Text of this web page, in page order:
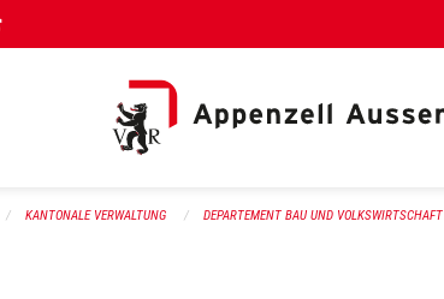
(External Link)
KANTONALE VERWALTUNG DEPARTEMENT BAU UND VOLKSWIRTSCHAFT